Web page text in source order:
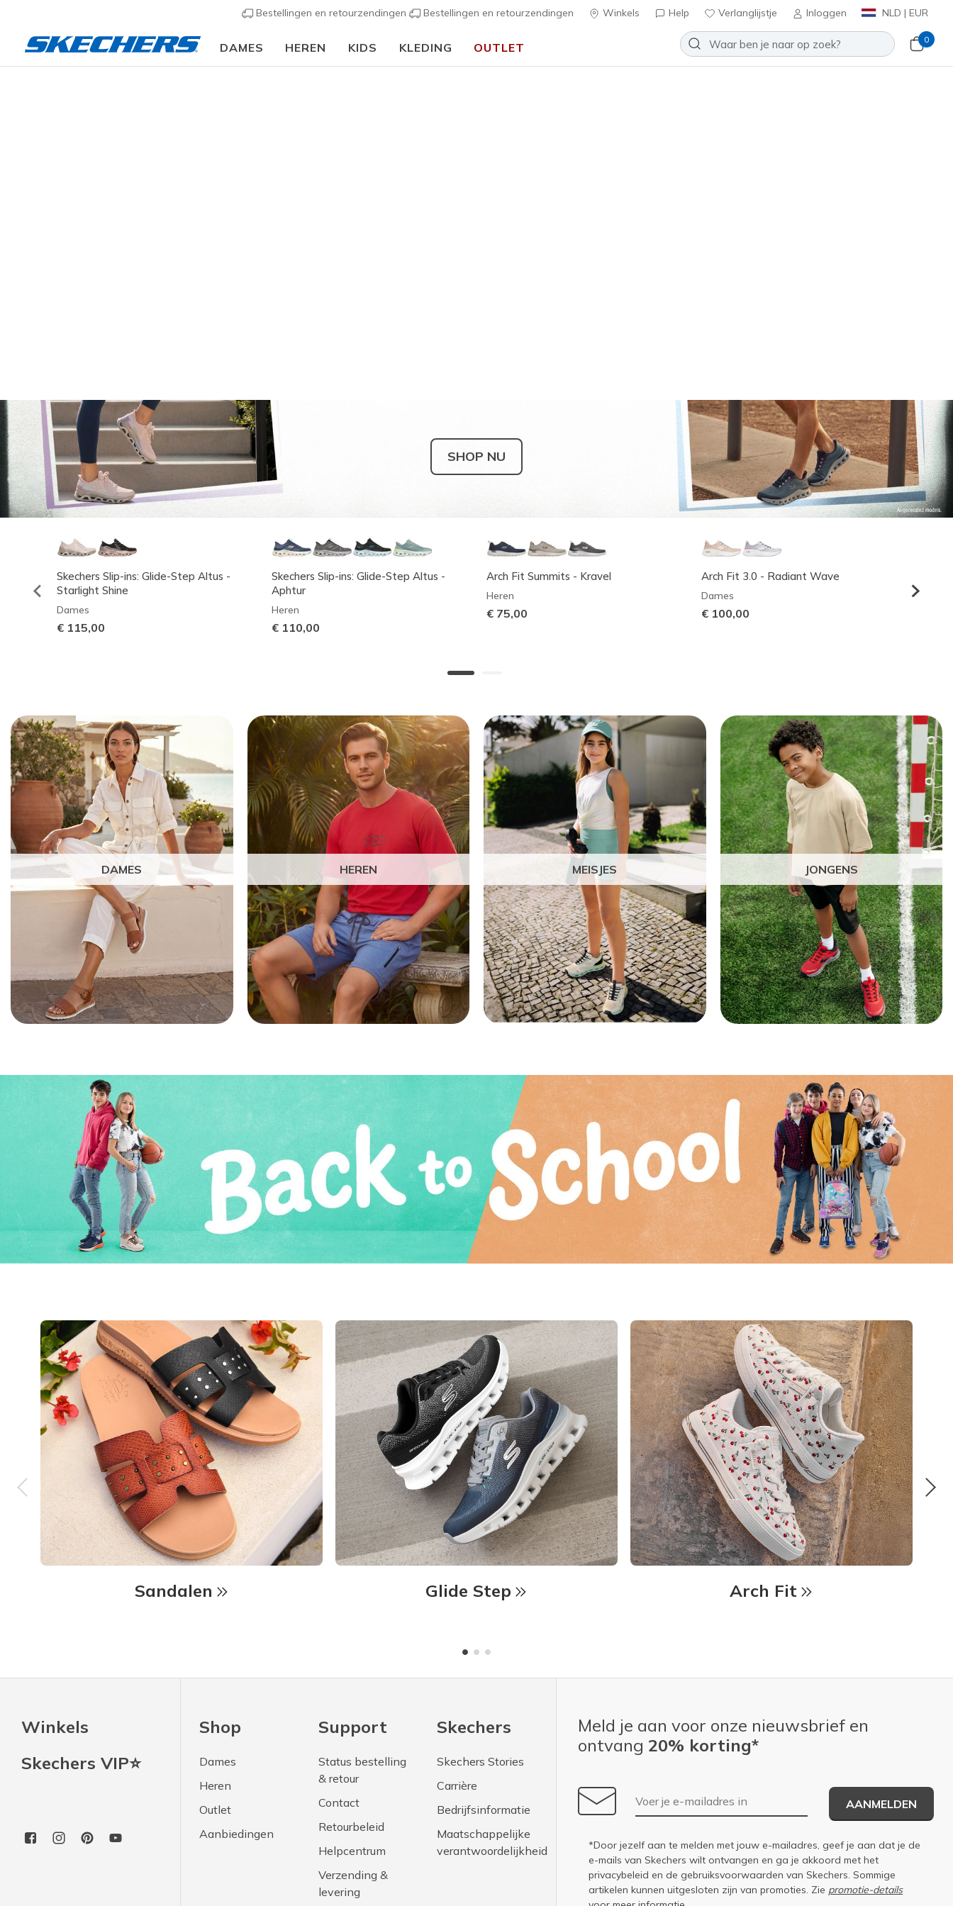
Bestellingen en retourzendingen Bestellingen en retourzendingen Winkels Help Verlanglijstje Inloggen NLD | EUR
DAMES HEREN KIDS KLEDING OUTLET
0
SHOP NU
Skechers Slip-ins: Glide-Step Altus -
Starlight Shine
Dames
€ 115,00
Skechers Slip-ins: Glide-Step Altus -
Aphtur
Heren
€ 110,00
Arch Fit Summits - Kravel
Heren
€ 75,00
Arch Fit 3.0 - Radiant Wave
Dames
€ 100,00
Heren
DAMES HEREN MEISJES JONGENS
Sandalen Glide Step Arch Fit
Winkels
Skechers VIP⭐
Shop
Dames
Heren
Outlet
Aanbiedingen
Support
Status bestelling
& retour
Contact
Retourbeleid
Helpcentrum
Verzending &
levering
Skechers
Skechers Stories
Carrière
Bedrijfsinformatie
Maatschappelijke
verantwoordelijkheid
Meld je aan voor onze nieuwsbrief en
ontvang 20% korting*
E-mailadres
AANMELDEN
*Door jezelf aan te melden met jouw e-mailadres, geef je aan dat je de
e-mails van Skechers wilt ontvangen en ga je akkoord met het
privacybeleid en de gebruiksvoorwaarden van Skechers. Sommige
artikelen kunnen uitgesloten zijn van promoties. Zie promotie-details